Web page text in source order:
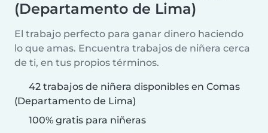
(Departamento de Lima)
El trabajo perfecto para ganar dinero haciendo
lo que amas. Encuentra trabajos de niñera cerca
de ti, en tus propios términos.
42 trabajos de niñera disponibles en Comas
(Departamento de Lima)
100% gratis para niñeras